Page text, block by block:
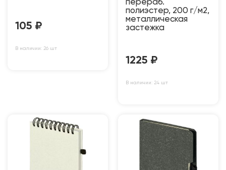
105 ₽
В наличии: 26 шт
перераб.
полиэстер, 200 г/м2,
металлическая
застежка
1225 ₽
В наличии: 24 шт